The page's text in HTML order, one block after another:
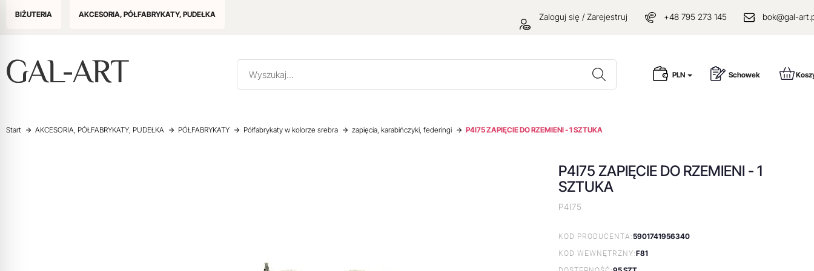
BIŻUTERIA AKCESORIA, PÓŁFABRYKATY, PUDEŁKA Zaloguj się / Zarejestruj +48 795 273 145 bok@gal-
Wyszukaj PLN Schowek
Start AKCESORIA, PÓŁFABRYKATY, PUDEŁKA PÓŁFABRYKATY Półfabrykaty w kolorze srebra zapięcia, karabińczyki, federingi P4I75 ZAPIĘCIE DO RZEMIENI - 1 SZTUKA
P4I75 ZAPIĘCIE DO RZEMIENI - 1
SZTUKA
P4I75
KOD PRODUCENTA:5901741956340
KOD WEWNĘTRZNY:F81